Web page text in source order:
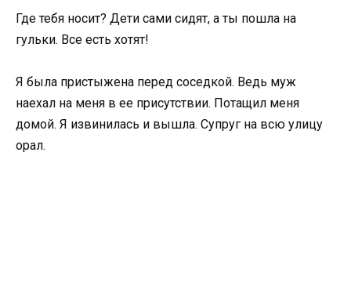
Где тебя носит? Дети сами сидят, а ты пошла на
гульки. Все есть хотят!
Я была пристыжена перед соседкой. Ведь муж
наехал на меня в ее присутствии. Потащил меня
домой. Я извинилась и вышла. Супруг на всю улицу
орал.